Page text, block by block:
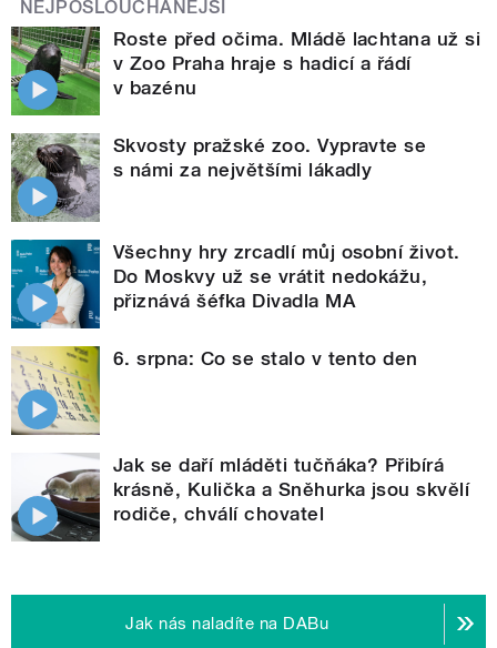
NEJPOSLOUCHANĚJŠÍ
Roste před očima. Mládě lachtana už si
v Zoo Praha hraje s hadicí a řádí
v bazénu
Skvosty pražské zoo. Vypravte se
s námi za největšími lákadly
Všechny hry zrcadlí můj osobní život.
Do Moskvy už se vrátit nedokážu,
přiznává šéfka Divadla MA
6. srpna: Co se stalo v tento den
Jak se daří mláděti tučňáka? Přibírá
krásně, Kulička a Sněhurka jsou skvělí
rodiče, chválí chovatel
Jak nás naladíte na DABu